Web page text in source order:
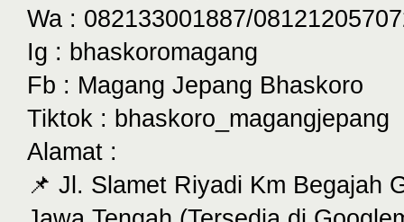
Wa : 082133001887/
Ig : bhaskoromagang
Fb : Magang Jepang Bhaskoro
Tiktok : bhaskoro_magangjepang
Alamat :
📌 Jl. Slamet Riyadi Km Begajah